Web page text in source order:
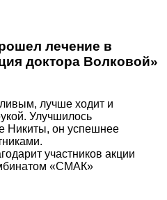
лечение в
доктора Волковой»
лучше ходит и
Улучшилось
Никиты, он успешнее
участников акции
«СМАК»